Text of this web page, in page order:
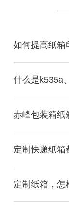
如何提高纸箱
什么是k535a
赤峰包装箱纸
定制快递纸箱